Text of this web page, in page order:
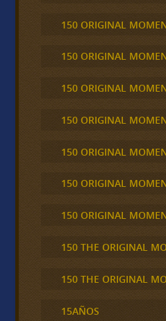
150 ORIGINAL
150 ORIGINAL
150 ORIGINAL
150 ORIGINAL
150 ORIGINAL
150 ORIGINAL
150 ORIGINAL
150 THE ORIGINAL
150 THE ORIGINAL
15AÑOS